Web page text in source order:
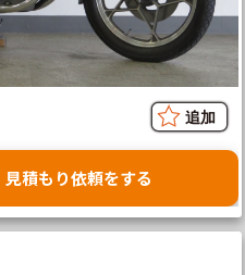
積もり依頼をする